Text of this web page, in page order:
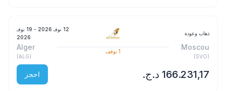
ذهاب وعودة
12 نوفـ 2026
- 19 نوفـ
2026
Moscou
(
SVO
)
1 توقف
Alger
(
ALG
)
احجز